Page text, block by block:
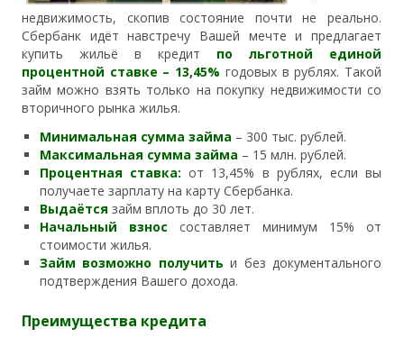
недвижимость, скопив состояние почти не реально.
Сбербанк идёт навстречу Вашей мечте и предлагает
купить жильё в кредит по льготной единой
процентной ставке – 13,45% годовых в рублях. Такой
займ можно взять только на покупку недвижимости со
вторичного рынка жилья.
Минимальная сумма займа – 300 тыс. рублей.
Максимальная сумма займа – 15 млн. рублей.
Процентная ставка: от 13,45% в рублях, если вы
получаете зарплату на карту Сбербанка.
Выдаётся займ вплоть до 30 лет.
Начальный взнос составляет минимум 15% от
стоимости жилья.
Займ возможно получить и без документального
подтверждения Вашего дохода.
Преимущества кредита